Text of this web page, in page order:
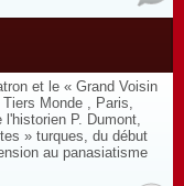
et le « Grand Voisin
Monde , Paris,
P. Dumont,
» turques, du début
au panasiatisme